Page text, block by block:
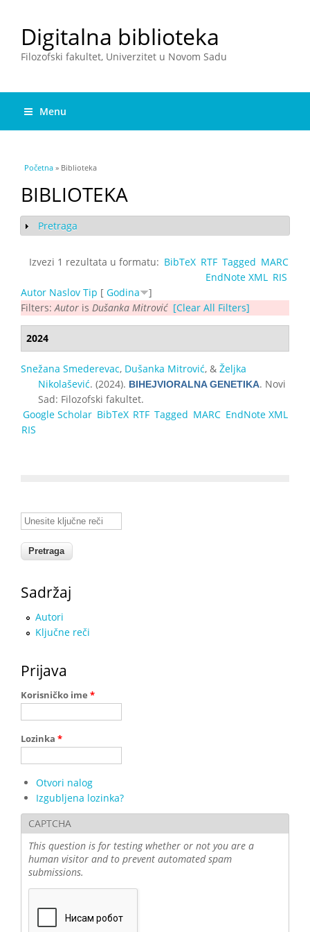
Digitalna biblioteka
Filozofski fakultet, Univerzitet u Novom Sadu
Menu
You are here
Početna » Biblioteka
BIBLIOTEKA
Show
Pretraga
Izvezi 1 rezultata u formatu: BibTeX RTF Tagged MARC
EndNote XML
RIS
Autor Naslov Tip [ Godina
]
Filters: Autor is Dušanka Mitrović [Clear All Filters]
2024
Snežana Smederevac, Dušanka Mitrović, & Željka
Nikolašević. (2024). BIHEJVIORALNA GENETIKA. Novi
Sad: Filozofski fakultet.
Google Scholar BibTeX RTF Tagged MARC EndNote XML
RIS
Unesite ključne reči
Sadržaj
Autori
Ključne reči
Prijava
Korisničko ime *
Lozinka *
Otvori nalog
Izgubljena lozinka?
CAPTCHA
This question is for testing whether or not you are a
human visitor and to prevent automated spam
submissions.